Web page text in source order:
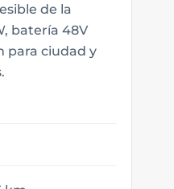
de la
batería 48V
para ciudad y